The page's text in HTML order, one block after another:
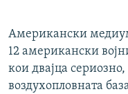
Американски
12 американски
кои двајца
воздухопловната